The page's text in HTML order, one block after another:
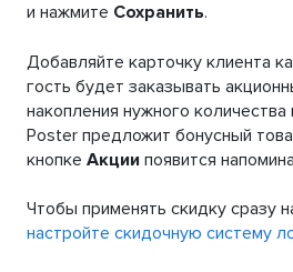
и нажмите Сохранить.
Добавляйте карточку клиента
гость будет заказывать
накопления нужного количества
Poster предложит бонусный
кнопке Акции появится
Чтобы применять скидку сразу
настройте скидочную систему